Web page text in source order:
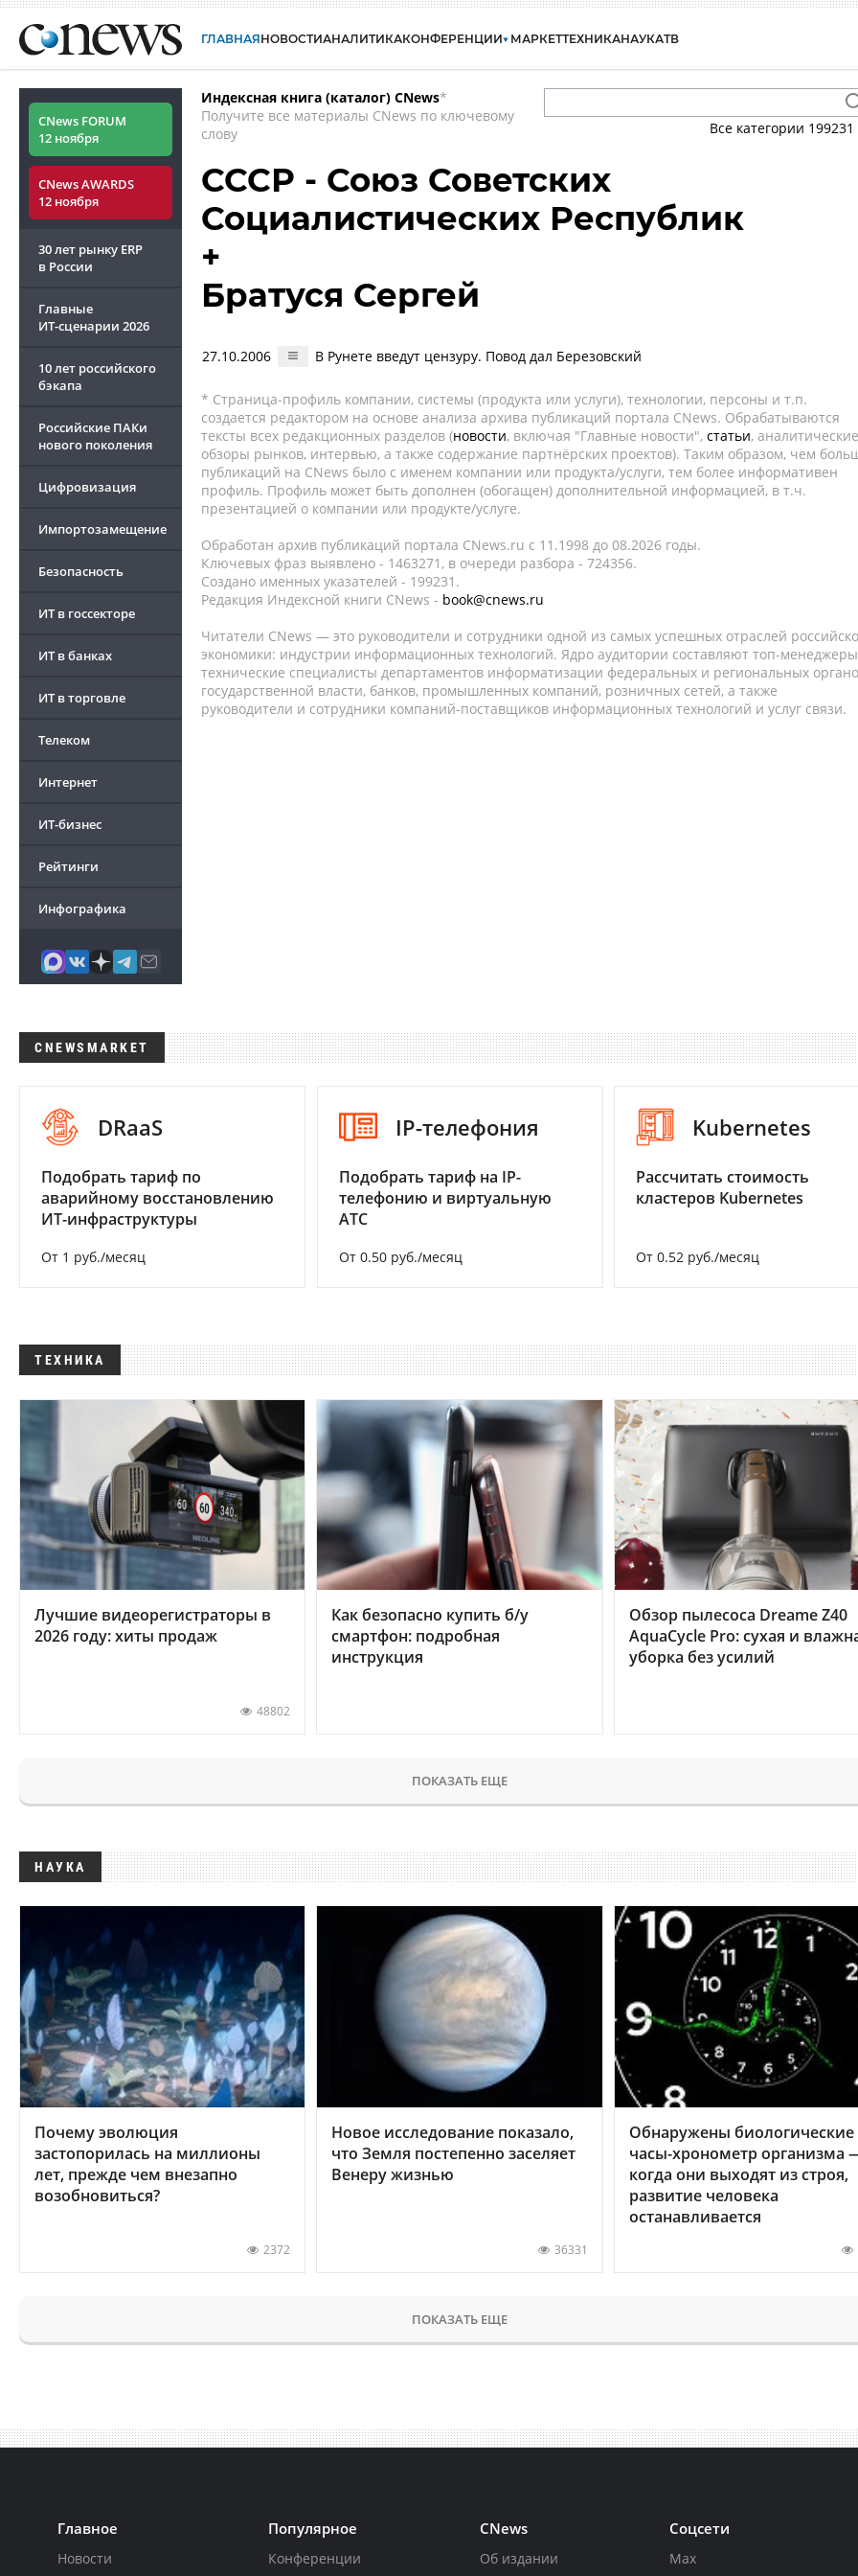
ГЛАВНАЯНОВОСТИАНАЛИТИКАКОНФЕРЕНЦИИ МАРКЕТТЕХНИКАНАУКАТВ
CNews FORUM
12 ноября
CNews AWARDS
12 ноября
30 лет рынку ERP
в России
Главные
ИТ-сценарии 2026
10 лет российского
бэкапа
Российские ПАКи
нового поколения
Цифровизация
Импортозамещение
Безопасность
ИТ в госсекторе
ИТ в банках
ИТ в торговле
Телеком
Интернет
ИТ-бизнес
Рейтинги
Инфографика
Индексная книга (каталог) CNews*
Получите все материалы CNews по ключевому
слову
Все категории 199231
СССР - Союз Советских
Социалистических Республик
+
Братуся Сергей
27.10.2006 В Рунете введут цензуру. Повод дал Березовский
* Страница-профиль компании, системы (продукта или услуги), технологии, персоны и т.п.
создается редактором на основе анализа архива публикаций портала CNews. Обрабатываются
тексты всех редакционных разделов (новости, включая "Главные новости", статьи, аналитические
обзоры рынков, интервью, а также содержание партнёрских проектов). Таким образом, чем
публикаций на CNews было с именем компании или продукта/услуги, тем более информативен
профиль. Профиль может быть дополнен (обогащен) дополнительной информацией, в т.ч.
презентацией о компании или продукте/услуге.
Обработан архив публикаций портала CNews.ru c 11.1998 до 08.2026 годы.
Ключевых фраз выявлено - 1463271, в очереди разбора - 724356.
Создано именных указателей - 199231.
Редакция Индексной книги CNews - book@cnews.ru
Читатели CNews — это руководители и сотрудники одной из самых успешных отраслей
экономики: индустрии информационных технологий. Ядро аудитории составляют топ-
технические специалисты департаментов информатизации федеральных и региональных
государственной власти, банков, промышленных компаний, розничных сетей, а также
руководители и сотрудники компаний-поставщиков информационных технологий и услуг связи.
CNEWSMARKET
DRaaS
Подобрать тариф по
аварийному восстановлению
ИТ-инфраструктуры
От 1 руб./месяц
IP-телефония
Подобрать тариф на IP-
телефонию и виртуальную
АТС
От 0.50 руб./месяц
Kubernetes
Рассчитать стоимость
кластеров Kubernetes
От 0.52 руб./месяц
ТЕХНИКА
Лучшие видеорегистраторы в
2026 году: хиты продаж
48802
Как безопасно купить б/у
смартфон: подробная
инструкция
Обзор пылесоса Dreame Z40
AquaCycle Pro: сухая и
уборка без усилий
ПОКАЗАТЬ ЕЩЕ
НАУКА
Почему эволюция
застопорилась на миллионы
лет, прежде чем внезапно
возобновиться?
2372
Новое исследование показало,
что Земля постепенно заселяет
Венеру жизнью
36331
Обнаружены биологические
часы-хронометр организма
когда они выходят из строя,
развитие человека
останавливается
ПОКАЗАТЬ ЕЩЕ
Главное
Новости
Популярное
Конференции
CNews
Об издании
Соцсети
Max